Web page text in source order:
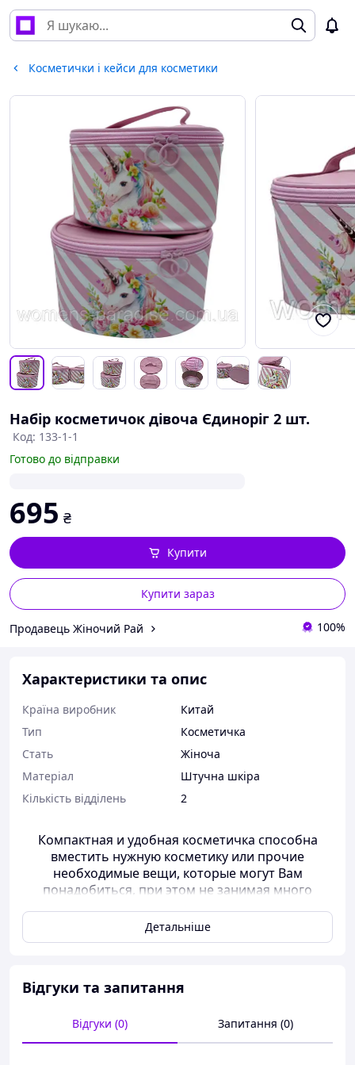
Косметички і кейси для косметики
Набір косметичок дівоча Єдиноріг 2 шт.
Код: 133-1-1
Готово до відправки
695 ₴
Купити зараз
Купити
Продавець Жіночий Рай 100%
Характеристики та опис
Країна виробник
Китай
Тип
Косметичка
Стать
Жіноча
Матеріал
Штучна шкіра
Кількість відділень
2
Компактная и удобная косметичка способна
вместить нужную косметику или прочие
необходимые вещи, которые могут Вам
понадобиться, при этом не занимая много
косметичек.
Набор из двух косметичек можно разделить с
подарок на день рождения или на 8 марта
подруге.
Если девочка увлекается плетением из
бисера,любит красится,то этот набор не будет
Детальніше
Відгуки та запитання
Відгуки (0) Запитання (0)